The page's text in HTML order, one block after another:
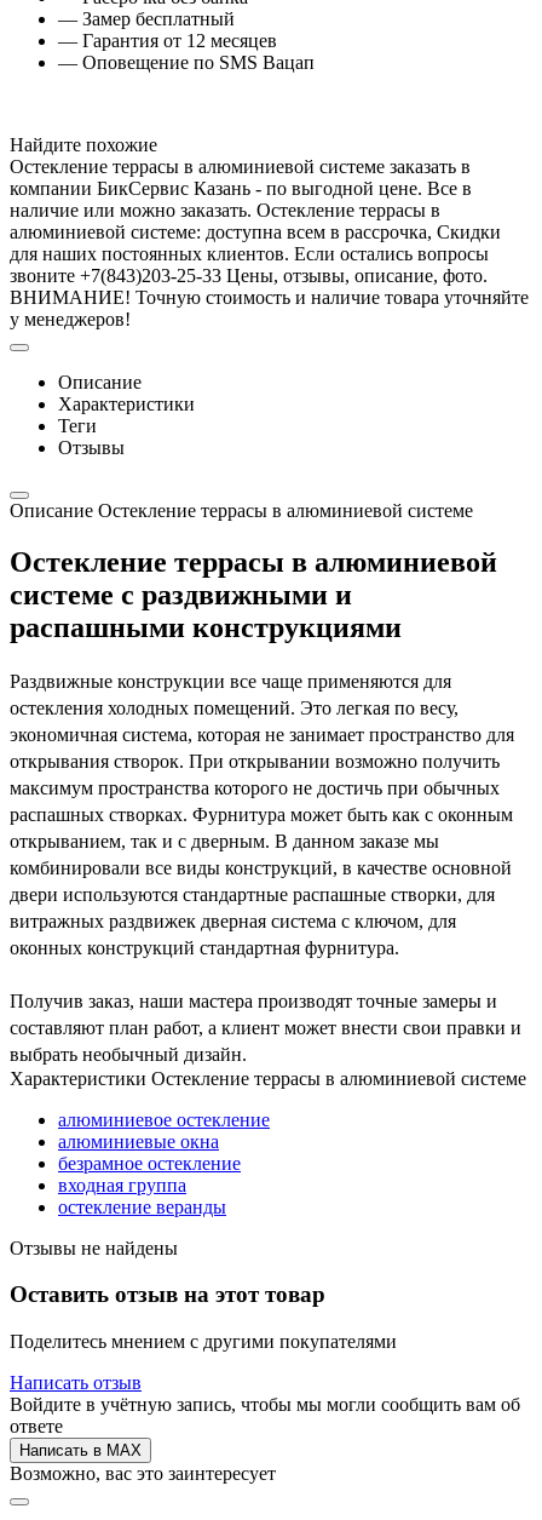
— Замер бесплатный
— Гарантия от 12 месяцев
— Оповещение по SMS Вацап
Найдите похожие
Остекление террасы в алюминиевой системе заказать в
компании БикСервис Казань - по выгодной цене. Все в
наличие или можно заказать. Остекление террасы в
алюминиевой системе: доступна всем в рассрочка, Скидки
для наших постоянных клиентов. Если остались вопросы
звоните +7(843)203-25-33 Цены, отзывы, описание, фото.
ВНИМАНИЕ! Точную стоимость и наличие товара уточняйте
у менеджеров!
Описание
Характеристики
Теги
Отзывы
Описание Остекление террасы в алюминиевой системе
Остекление террасы в алюминиевой
системе с раздвижными и
распашными конструкциями
Раздвижные конструкции все чаще применяются для
остекления холодных помещений. Это легкая по весу,
экономичная система, которая не занимает пространство для
открывания створок. При открывании возможно получить
максимум пространства которого не достичь при обычных
распашных створках. Фурнитура может быть как с оконным
открыванием, так и с дверным. В данном заказе мы
комбинировали все виды конструкций, в качестве основной
двери используются стандартные распашные створки, для
витражных раздвижек дверная система с ключом, для
оконных конструкций стандартная фурнитура.
Получив заказ, наши мастера производят точные замеры и
составляют план работ, а клиент может внести свои правки и
выбрать необычный дизайн.
Характеристики Остекление террасы в алюминиевой системе
алюминиевое остекление
алюминиевые окна
безрамное остекление
входная группа
остекление веранды
Отзывы не найдены
Оставить отзыв на этот товар
Поделитесь мнением с другими покупателями
Написать отзыв
Войдите в учётную запись, чтобы мы могли сообщить вам об
ответе
Написать в MAX
Возможно, вас это заинтересует